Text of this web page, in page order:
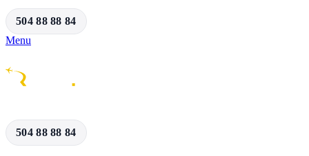
504 88 88 84
Menu
504 88 88 84